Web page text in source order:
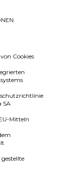
Cookies
SA
Mitteln